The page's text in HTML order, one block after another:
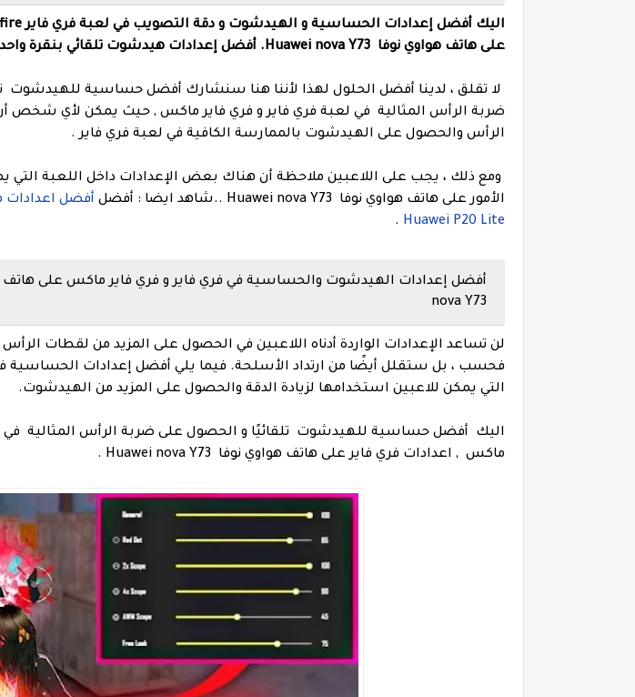
على هاتف هواوي نوفا
لا تقلق ، لدينا أفضل الحلول لهذا لأننا هنا سنشارك أفضل حساسية للهيدشوت
ضربة الرأس المثالية في لعبة فري فاير و فري فاير ماكس , حيث يمكن لأي شخص
الرأس والحصول على الهيدشوت بالممارسة الكافية في لعبة فري فاير .
ومع ذلك ، يجب على اللاعبين ملاحظة أن هناك بعض الإعدادات داخل اللعبة
الأمور على هاتف هواوي نوفا Huawei nova Y73 .
.شاهد ايضا : أفضل أفضل اعدادات
Huawei P20 Lite
.
nova Y73
لن تساعد الإعدادات الواردة أدناه اللاعبين في الحصول على المزيد من لقطات
التي يمكن للاعبين استخدامها لزيادة الدقة والحصول على المزيد من الهيدشوت.
اليك أفضل حساسية للهيدشوت تلقائيًا و الحصول على ضربة الرأس المثالية في
ماكس , اعدادات فري فاير على هاتف هواوي نوفا Huawei nova Y73 .